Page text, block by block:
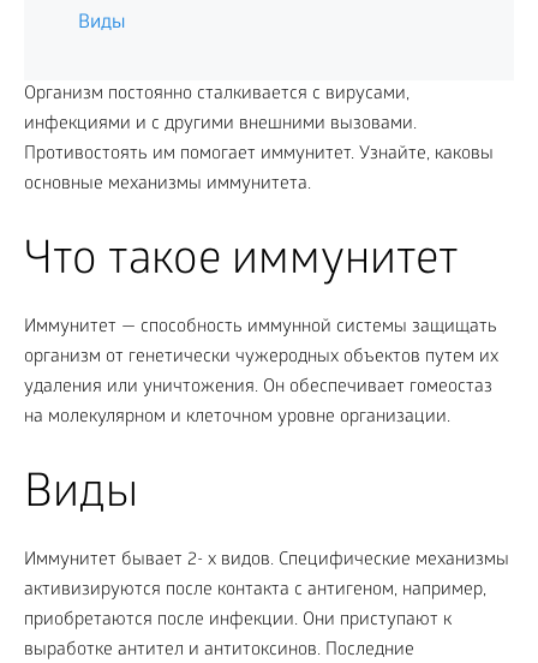
Виды
Организм постоянно сталкивается с вирусами,
инфекциями и с другими внешними вызовами.
Противостоять им помогает иммунитет. Узнайте, каковы
основные механизмы иммунитета.
Что такое иммунитет
Иммунитет — способность иммунной системы защищать
организм от генетически чужеродных объектов путем их
удаления или уничтожения. Он обеспечивает гомеостаз
на молекулярном и клеточном уровне организации.
Виды
Иммунитет бывает 2- х видов. Специфические механизмы
активизируются после контакта с антигеном, например,
приобретаются после инфекции. Они приступают к
выработке антител и антитоксинов. Последние